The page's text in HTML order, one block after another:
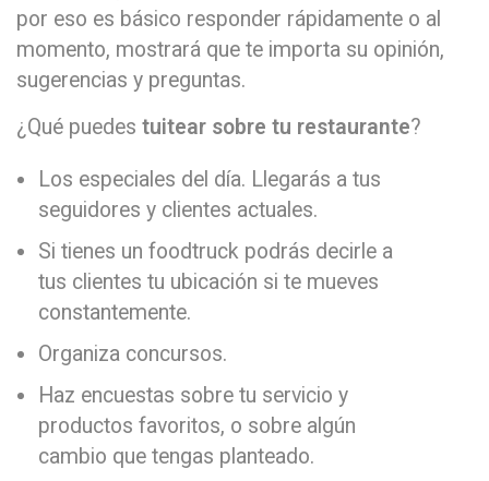
por eso es básico responder rápidamente o al
momento, mostrará que te importa su opinión,
sugerencias y preguntas.
¿Qué puedes tuitear sobre tu restaurante?
Los especiales del día. Llegarás a tus
seguidores y clientes actuales.
Si tienes un foodtruck podrás decirle a
tus clientes tu ubicación si te mueves
constantemente.
Organiza concursos.
Haz encuestas sobre tu servicio y
productos favoritos, o sobre algún
cambio que tengas planteado.